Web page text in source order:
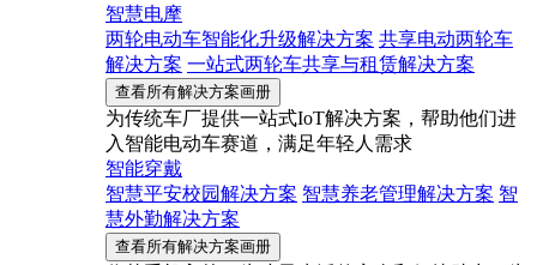
智慧电摩
两轮电动车智能化升级解决方案 共享电动两轮车
解决方案 一站式两轮车共享与租赁解决方案
查看所有解决方案画册
为传统车厂提供一站式IoT解决方案，帮助他们进
入智能电动车赛道，满足年轻人需求
智能穿戴
智慧平安校园解决方案 智慧养老管理解决方案 智
慧外勤解决方案
查看所有解决方案画册